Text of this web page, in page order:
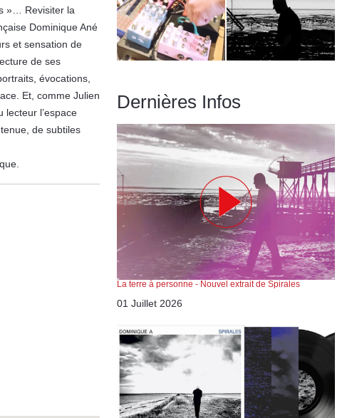
»… Revisiter la
Dominique Ané
et sensation de
de ses
évocations,
Et, comme Julien
lecteur l’espace
de subtiles
Dernières Infos
La terre à personne - Nouvel extrait de Spirales
01 Juillet 2026